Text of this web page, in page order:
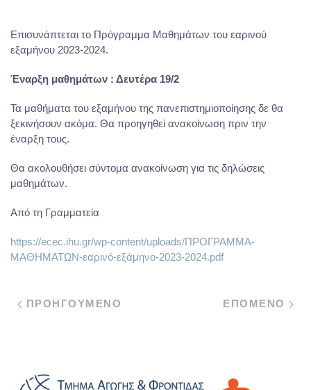
Επισυνάπτεται το Πρόγραμμα Μαθημάτων του εαρινού
εξαμήνου 2023-2024.
Έναρξη μαθημάτων : Δευτέρα 19/2
Τα μαθήματα του εξαμήνου της πανεπιστημιοποίησης δε θα
ξεκινήσουν ακόμα. Θα προηγηθεί ανακοίνωση πριν την
έναρξη τους.
Θα ακολουθήσει σύντομα ανακοίνωση για τις δηλώσεις
μαθημάτων.
Από τη Γραμματεία
https://ecec.ihu.gr/wp-content/uploads/ΠΡΟΓΡΑΜΜΑ-
ΜΑΘΗΜΑΤΩΝ-εαρινό-εξάμηνο-2023-2024.pdf
ΠΡΟΗΓΟΥΜΕΝΟ ΕΠΟΜΕΝΟ